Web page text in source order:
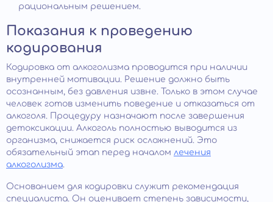
рациональным решением.
Показания к проведению
кодирования
Кодировка от алкоголизма проводится при наличии
внутренней мотивации. Решение должно быть
осознанным, без давления извне. Только в этом случае
человек готов изменить поведение и отказаться от
алкоголя. Процедуру назначают после завершения
детоксикации. Алкоголь полностью выводится из
организма, снижается риск осложнений. Это
обязательный этап перед началом лечения
алкоголизма.
Основанием для кодировки служит рекомендация
специалиста. Он оценивает степень зависимости,